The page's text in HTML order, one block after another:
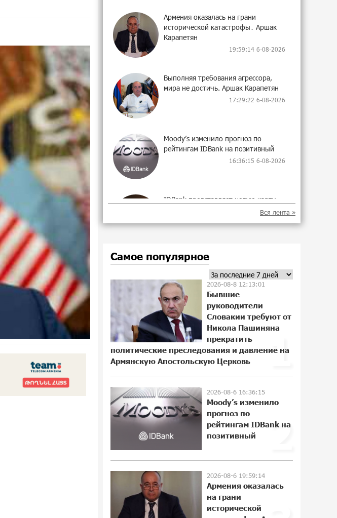
Армения оказалась на грани
исторической катастрофы․ Аршак
Карапетян
19:59:14 6-08-2026
Выполняя требования агрессора,
мира не достичь. Аршак Карапетян
17:29:22 6-08-2026
Moody’s изменило прогноз по
рейтингам IDBank на позитивный
16:36:15 6-08-2026
IDBank представляет новую карту
Mastercard World с преимуществами
акцией
Ucom и FPWC обеспечат
круглосуточный мониторинг дикой
природы в Гнишике с помощью
солнечной энергии
14:53:48 5-08-2026
Idram и IDBank - рядом со
стартапами на Seaside Startup
Summit
22:43:22 3-08-2026
В мобильном приложении Юнибанка
теперь можно зарегистрироваться
также с помощью imID
10:13:18 3-08-2026
IDBank предупреждает о
кибератаках на школьников
21:09:53 31-07-2026
ЕАЭС со временем будет
Вся лента »
Самое популярное
1
2026-08-8 12:13:01
Бывшие
руководители
Словакии требуют от
Никола Пашиняна
прекратить
политические преследования и давление на
Армянскую Апостольскую Церковь
2
2026-08-6 16:36:15
Moody’s изменило
прогноз по
рейтингам IDBank на
позитивный
2026-08-6 19:59:14
Армения оказалась
на грани
исторической